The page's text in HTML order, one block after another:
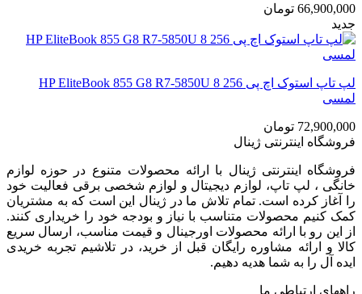
66,900,000 تومان
جدید
لپ تاپ استوک اچ پی HP EliteBook 855 G8 R7-5850U 8 256
لمسی
72,900,000 تومان
فروشگاه اینترنتی ژینال
فروشگاه اینترنتی ژینال با ارائه محصولات متنوع در حوزه لوازم
خانگی ، لپ تاپ، لوازم دیجیتال و لوازم شخصی برقی فعالیت خود
را آغاز کرده است. تمام تلاش ما در ژینال این است که به مشتریان
کمک کنیم محصولات متناسب با نیاز و بودجه خود را خریداری کنند.
از این رو با ارائه محصولات اورجینال و قیمت مناسب، ارسال سریع
کالا و ارائه مشاوره رایگان قبل از خرید، در تلاشیم تجربه خریدی
ایده آل را به شما هدیه دهیم.
راههای ارتباطی ما